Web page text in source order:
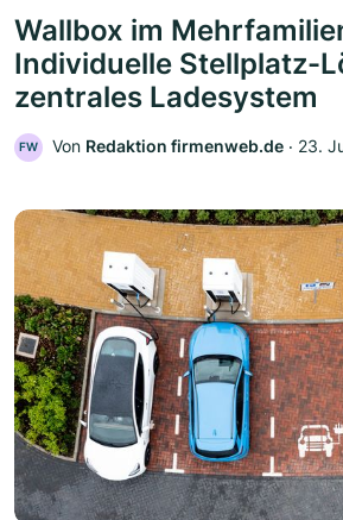
Wallbox im
Individuelle Stellplatz-
zentrales Ladesystem
FW Von Redaktion firmenweb.de ‧ 23.